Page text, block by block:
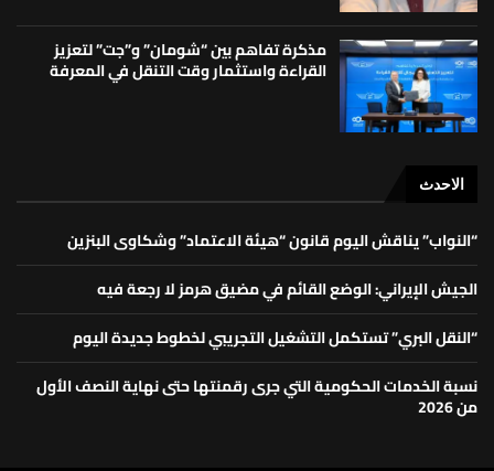
مذكرة تفاهم بين “شومان” و”جت” لتعزيز
القراءة واستثمار وقت التنقل في المعرفة
الاحدث
“النواب” يناقش اليوم قانون “هيئة الاعتماد” وشكاوى البنزين
الجيش الإيراني: الوضع القائم في مضيق هرمز لا رجعة فيه
“النقل البري” تستكمل التشغيل التجريبي لخطوط جديدة اليوم
نسبة الخدمات الحكومية التي جرى رقمنتها حتى نهاية النصف الأول
من 2026